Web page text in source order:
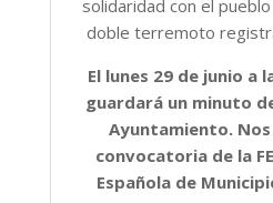
solidaridad con el
doble terremoto
El lunes 29 de junio a
guardará un minuto
Ayuntamiento.
convocatoria de la
Española de